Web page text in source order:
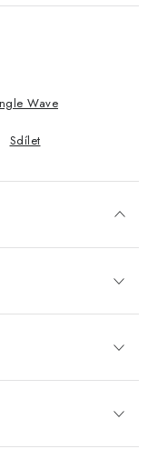
Wave
Sdílet